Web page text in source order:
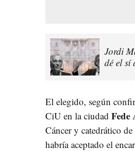
Jordi
dé el sí
El elegido, según
CiU en la ciudad Fede
Cáncer y catedrático
habría aceptado el